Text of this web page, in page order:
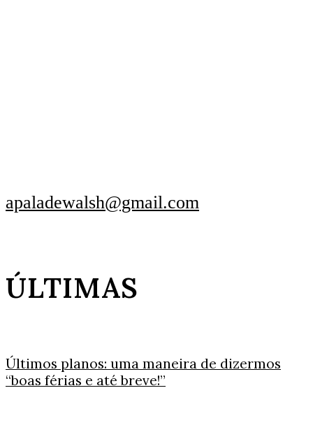
apaladewalsh@gmail.com
ÚLTIMAS
Últimos planos: uma maneira de dizermos
“boas férias e até breve!”